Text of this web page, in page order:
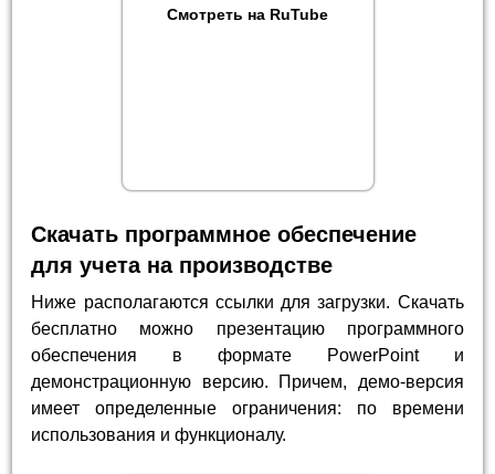
Смотреть на RuTube
Скачать программное обеспечение
для учета на производстве
Ниже располагаются ссылки для загрузки. Скачать
бесплатно можно презентацию программного
обеспечения в формате PowerPoint и
демонстрационную версию. Причем, демо-версия
имеет определенные ограничения: по времени
использования и функционалу.